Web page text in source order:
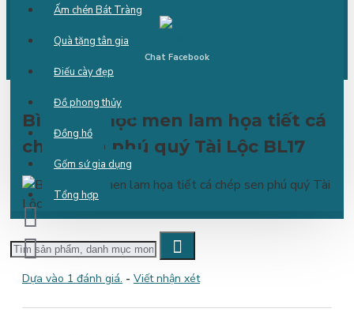
Ấm chén Bát Tràng
Quà tặng tân gia
Điếu cày đẹp
Đồ phong thủy
Đồng hồ
Gốm sứ gia dụng
Tổng hợp
Chat Facebook
Bình hút lộc men lam họa tiết cá
chép sen phú quý Tài Lộc BL17
Dựa vào 1 đánh giá. - Viết nhận xét